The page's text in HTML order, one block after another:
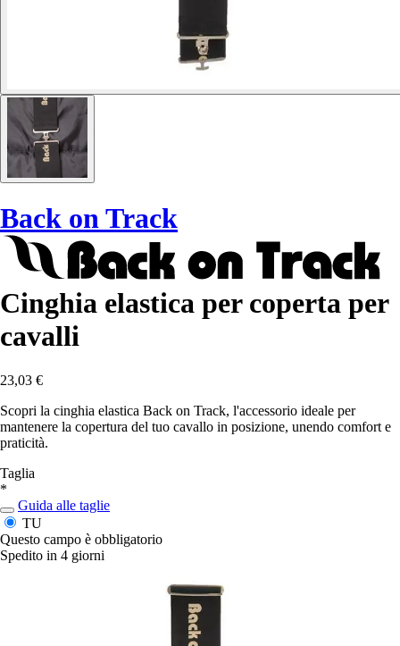
Back on Track
Cinghia elastica per coperta per
cavalli
23,03 €
Scopri la cinghia elastica Back on Track, l'accessorio ideale per
mantenere la copertura del tuo cavallo in posizione, unendo comfort e
praticità.
Taglia
*
Guida alle taglie
TU
Questo campo è obbligatorio
Spedito in 4 giorni